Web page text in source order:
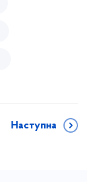
Наступна